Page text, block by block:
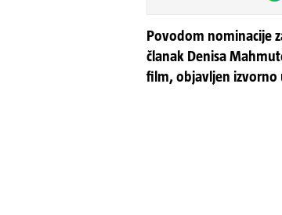
Povodom nominacije
članak Denisa
film, objavljen izvorno